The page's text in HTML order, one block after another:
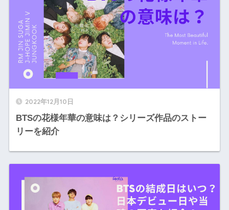
2022年12月10日
BTSの花様年華の意味は？シリーズ作品のストー
リーを紹介